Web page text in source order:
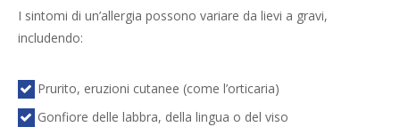
I sintomi di un’allergia possono variare da lievi a gravi,
includendo:
Prurito, eruzioni cutanee (come l’orticaria)
Gonfiore delle labbra, della lingua o del viso